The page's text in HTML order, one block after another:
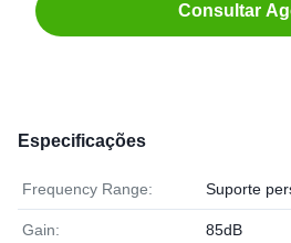
Consultar
Especificações
Frequency Range: Suporte
Gain: 85dB